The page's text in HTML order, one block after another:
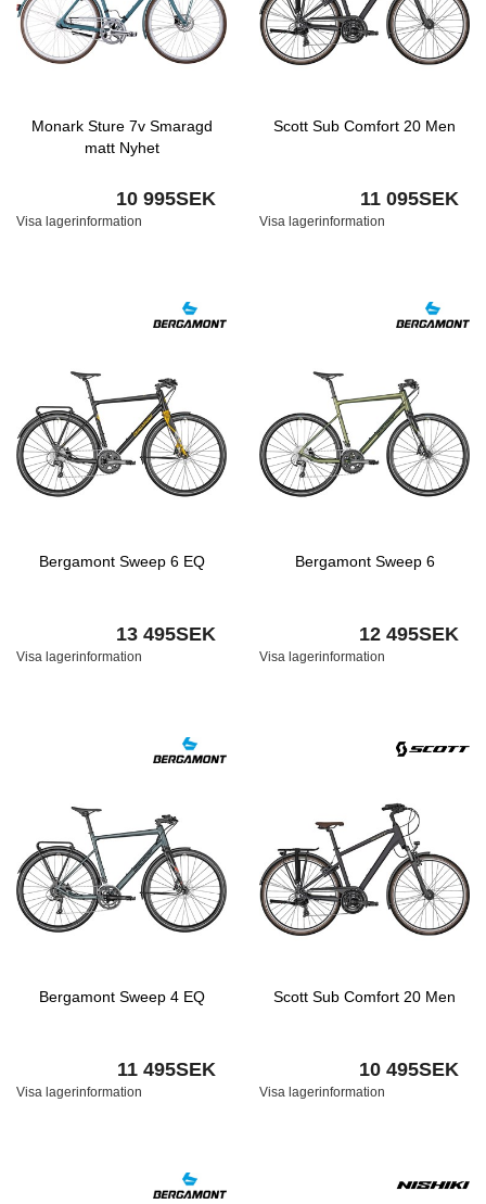
Monark Sture 7v Smaragd
matt Nyhet
10 995SEK
Visa lagerinformation
Scott Sub Comfort 20 Men
11 095SEK
Visa lagerinformation
Bergamont Sweep 6 EQ
13 495SEK
Visa lagerinformation
Bergamont Sweep 6
12 495SEK
Visa lagerinformation
Bergamont Sweep 4 EQ
11 495SEK
Visa lagerinformation
Scott Sub Comfort 20 Men
10 495SEK
Visa lagerinformation